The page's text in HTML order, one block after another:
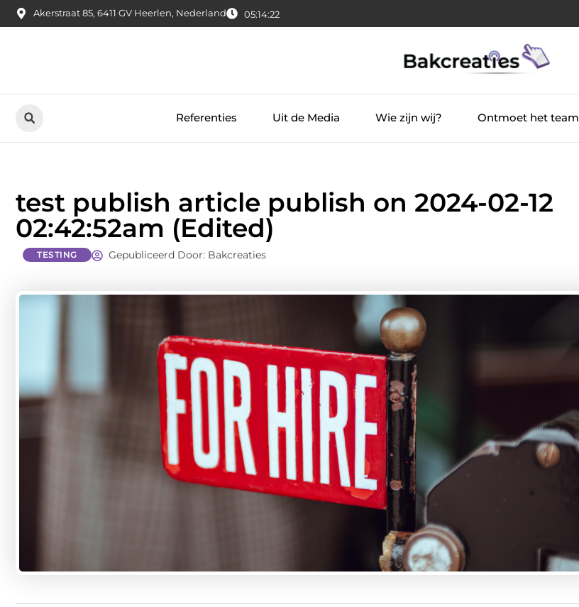
Akerstraat 85, 6411 GV Heerlen, Nederland 05:14:23
Referenties Uit de Media Wie zijn wij? Ontmoet het team
test publish article publish on 2024-02-12
02:42:52am (Edited)
TESTING Gepubliceerd Door: Bakcreaties